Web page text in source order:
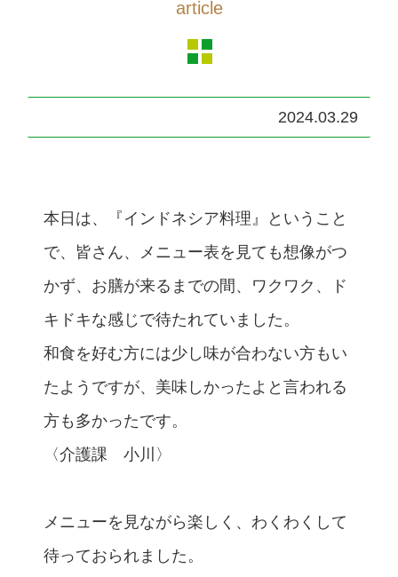
article
2024.03.29
本日は、『インドネシア料理』ということ
で、皆さん、メニュー表を見ても想像がつ
かず、お膳が来るまでの間、ワクワク、ド
キドキな感じで待たれていました。
和食を好む方には少し味が合わない方もい
たようですが、美味しかったよと言われる
方も多かったです。
〈介護課 小川〉
メニューを見ながら楽しく、わくわくして
待っておられました。